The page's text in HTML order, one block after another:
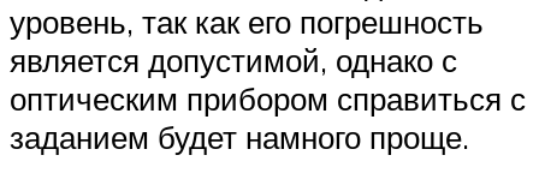
уровень, так как его погрешность
является допустимой, однако с
оптическим прибором справиться с
заданием будет намного проще.